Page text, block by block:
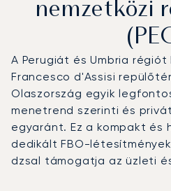
nemzetközi
A Perugiát és Umbria régiót
Francesco d'Assisi repülőtér
Olaszország egyik
menetrend szerinti és
egyaránt. Ez a kompakt és
dedikált FBO-
dzsal támogatja az üzleti